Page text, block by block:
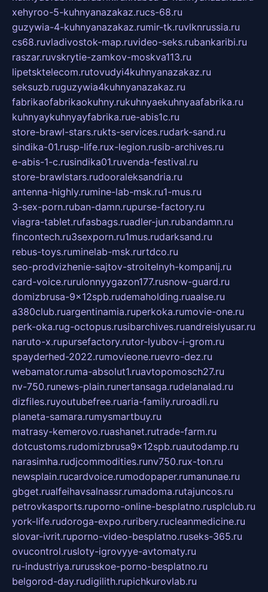
xehyroo-5-kuhnyanazakaz.rucs-68.ru
guzywia-4-kuhnyanazakaz.rumir-tk.ruvlknrussia.ru
cs68.ruvladivostok-map.ruvideo-seks.rubankaribi.ru
raszar.ruvskrytie-zamkov-moskva113.ru
lipetsktelecom.rutovudyi4kuhnyanazakaz.ru
seksuzb.ruguzywia4kuhnyanazakaz.ru
fabrikaofabrikaokuhny.rukuhnyaekuhnyaafabrika.ru
kuhnyaykuhnyayfabrika.rue-abis1c.ru
store-brawl-stars.rukts-services.rudark-sand.ru
sindika-01.rusp-life.rux-legion.rusib-archives.ru
e-abis-1-c.rusindika01.ruvenda-festival.ru
store-brawlstars.rudooraleksandria.ru
antenna-highly.rumine-lab-msk.ru1-mus.ru
3-sex-porn.ruban-damn.rupurse-factory.ru
viagra-tablet.rufasbags.ruadler-jun.rubandamn.ru
fincontech.ru3sexporn.ru1mus.rudarksand.ru
rebus-toys.ruminelab-msk.rurtdco.ru
seo-prodvizhenie-sajtov-stroitelnyh-kompanij.ru
card-voice.rurulonnyygazon177.rusnow-guard.ru
domizbrusa-9x12spb.rudemaholding.ruaalse.ru
a380club.ruargentinamia.ruperkoka.rumovie-one.ru
perk-oka.rug-octopus.rusibarchives.ruandreislyusar.ru
naruto-x.rupursefactory.rutor-lyubov-i-grom.ru
spayderhed-2022.rumovieone.ruevro-dez.ru
webamator.ruma-absolut1.ruavtopomosch27.ru
nv-750.runews-plain.runertansaga.rudelanalad.ru
dizfiles.ruyoutubefree.ruaria-family.ruroadli.ru
planeta-samara.rumysmartbuy.ru
matrasy-kemerovo.ruashanet.rutrade-farm.ru
dotcustoms.rudomizbrusa9x12spb.ruautodamp.ru
narasimha.rudjcommodities.runv750.rux-ton.ru
newsplain.rucardvoice.rumodopaper.rumanunae.ru
gbget.rualfeihavsalnassr.rumadoma.rutajuncos.ru
petrovkasports.ruporno-online-besplatno.rusplclub.ru
york-life.rudoroga-expo.ruribery.rucleanmedicine.ru
slovar-ivrit.ruporno-video-besplatno.ruseks-365.ru
ovucontrol.rusloty-igrovyye-avtomaty.ru
ru-industriya.rurusskoe-porno-besplatno.ru
belgorod-day.rudigilith.rupichkurovlab.ru